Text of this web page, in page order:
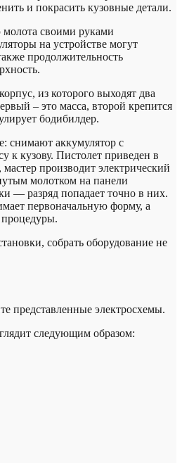
и покрасить кузовные детали.
своими руками
на устройстве могут
продолжительность
из которого выходят два
– это масса, второй крепится
бодибилдер.
снимают аккумулятор с
к кузову. Пистолет приведен в
производит электрический
молотком на панели
— разряд попадает точно в них.
первоначальную форму, а
собрать оборудование не
представленные электросхемы.
следующим образом: